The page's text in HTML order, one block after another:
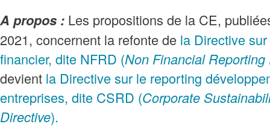
A propos : Les propositions de la CE,
2021, concernent la refonte de la Directive
financier, dite NFRD (Non Financial Reporting
devient la Directive sur le reporting
entreprises, dite CSRD (Corporate
Directive).